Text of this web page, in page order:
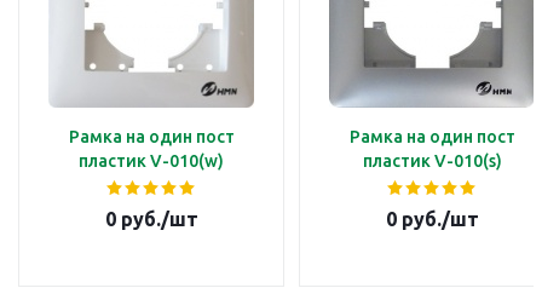
Рамка на один пост
пластик V-010(w)
0руб./шт
Рамка на один пост
пластик V-010(s)
0руб./шт